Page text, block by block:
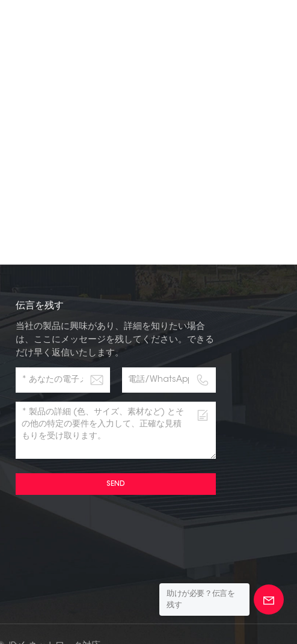
伝言を残す
当社の製品に興味があり、詳細を知りたい場合
は、ここにメッセージを残してください。できる
だけ早く返信いたします。
SEND
助けが必要？伝言を
残す